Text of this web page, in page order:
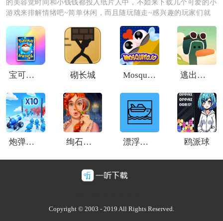
的美容觉时间和小钱钱都投入纸片人中，不如来下载几个可爱的小
游戏来排解情绪吧~简单休闲，而且随玩随走~感兴趣的玩家们就
宝可梦TCG口袋版Pokémon TCG Pocket 砌长城 Mosquitoio 逃出百慕大手机版
炮弹人冲冲冲游戏 绚石故事2 漂浮沙盒内置模组 鸥派球
Copyright © 2003 - 2019 All Rights Reserved.